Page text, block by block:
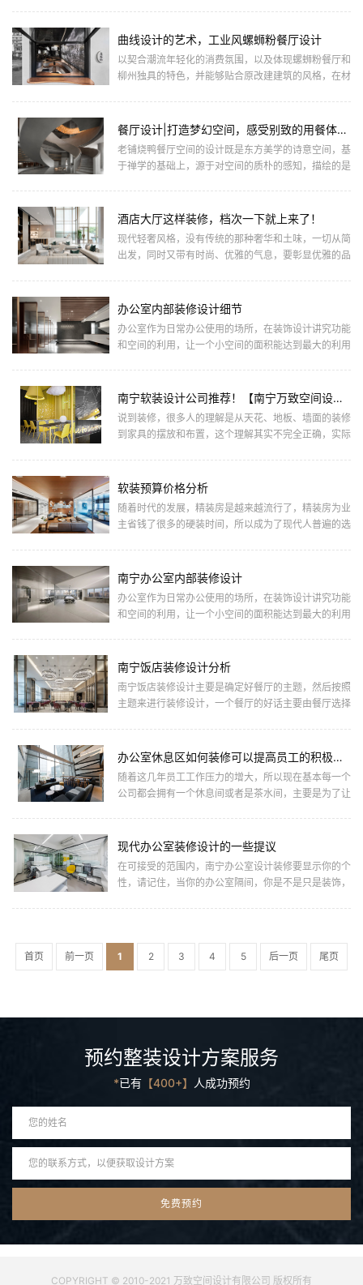
曲线设计的艺术，工业风螺蛳粉餐厅设计
以契合潮流年轻化的消费氛围，以及体现螺蛳粉餐厅和
柳州独具的特色，并能够贴合原改建建筑的风格，在材
餐厅设计|打造梦幻空间，感受别致的用餐体验！
老铺烧鸭餐厅空间的设计既是东方美学的诗意空间，基
于禅学的基础上，源于对空间的质朴的感知，描绘的是
酒店大厅这样装修，档次一下就上来了！
现代轻奢风格，没有传统的那种奢华和土味，一切从简
出发，同时又带有时尚、优雅的气息，要彰显优雅的品
办公室内部装修设计细节
办公室作为日常办公使用的场所，在装饰设计讲究功能
和空间的利用，让一个小空间的面积能达到最大的利用
南宁软装设计公司推荐！【南宁万致空间设计】
说到装修，很多人的理解是从天花、地板、墙面的装修
到家具的摆放和布置，这个理解其实不完全正确，实际
软装预算价格分析
随着时代的发展，精装房是越来越流行了，精装房为业
主省钱了很多的硬装时间，所以成为了现代人普遍的选
南宁办公室内部装修设计
办公室作为日常办公使用的场所，在装饰设计讲究功能
和空间的利用，让一个小空间的面积能达到最大的利用
南宁饭店装修设计分析
南宁饭店装修设计主要是确定好餐厅的主题，然后按照
主题来进行装修设计，一个餐厅的好话主要由餐厅选择
办公室休息区如何装修可以提高员工的积极性？
随着这几年员工工作压力的增大，所以现在基本每一个
公司都会拥有一个休息间或者是茶水间，主要是为了让
现代办公室装修设计的一些提议
在可接受的范围内，南宁办公室设计装修要显示你的个
性，请记住，当你的办公室隔间，你是不是只是装饰，
首页 前一页 1 2 3 4 5 后一页 尾页
预约整装设计方案服务
*已有【400+】 人成功预约
COPYRIGHT © 2010-2021 万致空间设计有限公司 版权所有